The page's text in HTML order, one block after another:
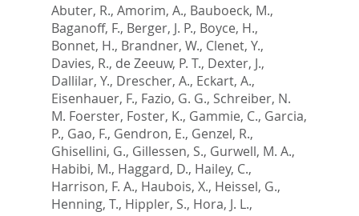
Abuter, R., Amorim, A., Bauboeck, M.,
Baganoff, F., Berger, J. P., Boyce, H.,
Bonnet, H., Brandner, W., Clenet, Y.,
Davies, R., de Zeeuw, P. T., Dexter, J.,
Dallilar, Y., Drescher, A., Eckart, A.,
Eisenhauer, F., Fazio, G. G., Schreiber, N.
M. Foerster, Foster, K., Gammie, C., Garcia,
P., Gao, F., Gendron, E., Genzel, R.,
Ghisellini, G., Gillessen, S., Gurwell, M. A.,
Habibi, M., Haggard, D., Hailey, C.,
Harrison, F. A., Haubois, X., Heissel, G.,
Henning, T., Hippler, S., Hora, J. L.,